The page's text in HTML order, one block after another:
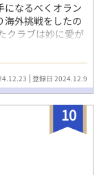
になるべくオラン
海外挑戦をしたの
クラブは妙に愛が
ラブで、剛は本
登録日 2024.12.9
10